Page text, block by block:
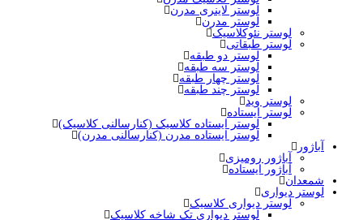
لوستر لاینری مدرن
لوستر مدرن
لوستر نئوکلاسیک
لوستر طبقاتی
لوستر دو طبقه
لوستر سه طبقه
لوستر چهار طبقه
لوستر چند طبقه
لوستر وید
لوستر ایستاده
لوستر ایستاده کلاسیک (کنارسالنی کلاسیک)
لوستر ایستاده مدرن (کنارسالنی مدرن)
آباژور
آباژور رومیزی
آباژور ایستاده
شمعدان
لوستر دیواری
لوستر دیواری کلاسیک
لوستر دیواری تک شاخه کلاسیک